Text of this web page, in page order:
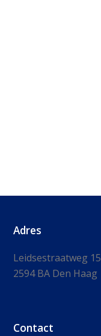
Adres
Leidsestraatweg 15
2594 BA Den Haag
Contact